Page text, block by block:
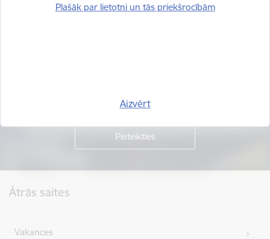
Plašāk par lietotni un tās priekšrocībām
Aizvērt
Ātrās saites
Vakances